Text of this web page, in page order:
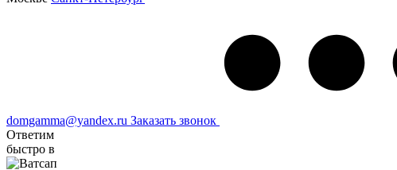
domgamma@yandex.ru Заказать звонок
Ответим
быстро в